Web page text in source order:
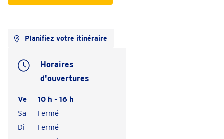
Planifiez votre itinéraire
Horaires
d'ouvertures
Ve
10 h - 16 h
Sa
Fermé
Di
Fermé